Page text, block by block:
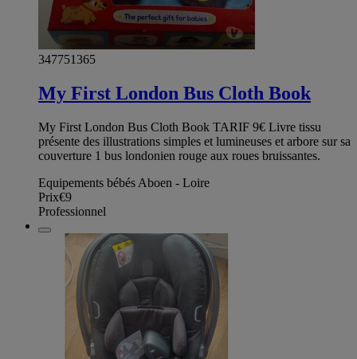
347751365
My First London Bus Cloth Book
My First London Bus Cloth Book TARIF 9€ Livre tissu
présente des illustrations simples et lumineuses et arbore sur sa
couverture 1 bus londonien rouge aux roues bruissantes.
Equipements bébés Aboen - Loire
Prix€9
Professionnel